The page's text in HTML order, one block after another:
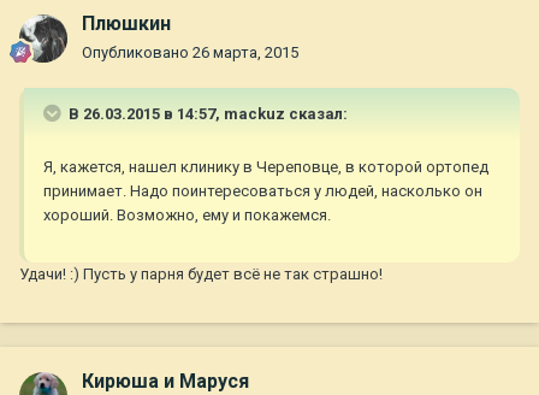
Плюшкин
Опубликовано 26 марта, 2015
В 26.03.2015 в 14:57, mackuz сказал:
Я, кажется, нашел клинику в Череповце, в которой ортопед
принимает. Надо поинтересоваться у людей, насколько он
хороший. Возможно, ему и покажемся.
Удачи! :) Пусть у парня будет всё не так страшно!
Кирюша и Маруся